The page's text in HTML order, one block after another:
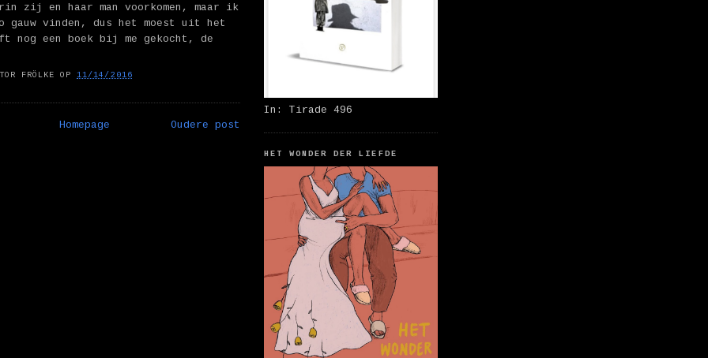
zij en haar man voorkomen, maar ik
gauw vinden, dus het moest uit het
nog een boek bij me gekocht, de
FRÖLKE OP11/14/2016
Oudere post
Homepage
In: Tirade 496
HET WONDER DER LIEFDE